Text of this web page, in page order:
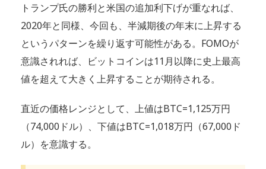
トランプ氏の勝利と米国の追加利下げが重なれば、
2020年と同様、今回も、半減期後の年末に上昇する
というパターンを繰り返す可能性がある。FOMOが
意識されれば、ビットコインは11月以降に史上最高
値を超えて大きく上昇することが期待される。
直近の価格レンジとして、上値はBTC=1,125万円
（74,000ドル）、下値はBTC=1,018万円（67,000ド
ル）を意識する。